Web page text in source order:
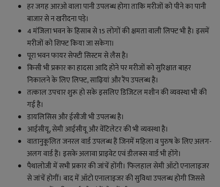
हर जगह आरओ वाला पानी उपलब्ध होगा ताकि मरीजों को पीने का पानी
बाजार से न खरीदना पड़े।
4 मंजिला भवन के हिसाब से 15 लोगों की क्षमता वाली लिफ्ट भी है। इसमें
मरीजों को शिफ्ट किया जा सकेगा।
पूरा भवन फायर सेफ्टी सिस्टम से लैस है।
किसी भी प्रकार का हादसा आदि होने पर मरीजों को सुरिक्षात बाहर
निकालने के लिए लिफ्ट, साढ़ियां और रैंप उपलब्ध है।
तत्काल उपचार शुरू हो सके इसलिए डिजिटल मशीन की व्यवस्था भी की
गई है।
डायलिसिस और ईसीजी भी उपलब्ध है।
आईसीयू, सेमी आईसीयू और वेंटिलेटर की भी व्यवस्था है।
वातानुकूलित जनरल वार्ड उपलब्ध हैं जिनमें महिला व पुरुष के लिए अलग-
अलग वार्ड हैं। इसके अलावा प्राइवेट एवं डीलक्स वार्ड भी होंगे।
पैथालोजी में सभी प्रकार की जांचें होंगी। फिलहाल सेमी ऑटो एनालाइजर
से जांचें होगीं। बाद में ऑटो एनालाइजर की सुविधा उपलब्ध होगी जिससे